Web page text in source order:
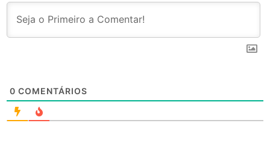
0 COMENTÁRIOS